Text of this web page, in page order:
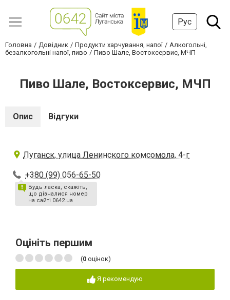
Рус
Головна Довідник Продукти харчування, напої
Алкогольні,
безалкогольні напої, пиво
Пиво Шале, Востоксервис, МЧП
Пиво Шале, Востоксервис, МЧП
Опис Відгуки
Луганск, улица Ленинского комсомола, 4-г
+380 (99) 056-65-50
Будь ласка, скажіть,
що дізналися номер
на сайті 0642.ua
Оцініть першим
(0 оцінок)
Я рекомендую